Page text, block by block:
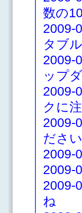
数の
2009-
タブ
2009-
ップ
2009-
クに
2009-
ださい
2009-
2009-
2009-
ね